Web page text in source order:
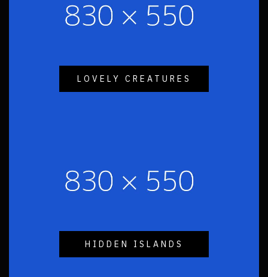
LOVELY CREATURES
HIDDEN ISLANDS